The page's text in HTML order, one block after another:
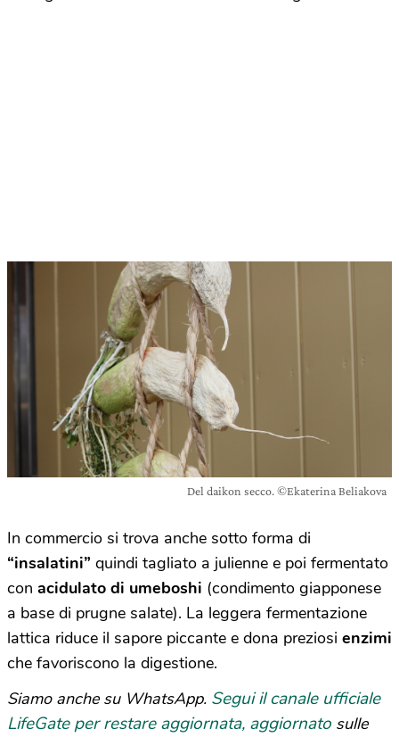
Del daikon secco. ©Ekaterina Beliakova
In commercio si trova anche sotto forma di
“insalatini” quindi tagliato a julienne e poi fermentato
con acidulato di umeboshi (condimento giapponese
a base di prugne salate). La leggera fermentazione
lattica riduce il sapore piccante e dona preziosi enzimi
che favoriscono la digestione.
Siamo anche su WhatsApp. Segui il canale ufficiale
LifeGate per restare aggiornata, aggiornato sulle